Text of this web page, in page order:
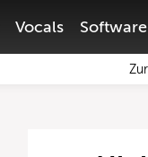
Vocals Software